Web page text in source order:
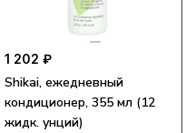
1 202 ₽
Shikai, ежедневный
кондиционер, 355 мл (12
жидк. унций)